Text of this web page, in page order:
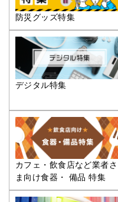
防災グッズ特集
デジタル特集
カフェ・飲食店など業者さ
ま向け食器・ 備品 特集